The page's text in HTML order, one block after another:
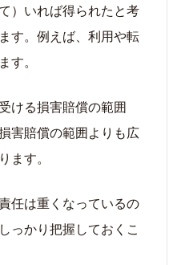
）いれば得られたと考
す。例えば、利用や転
す。
ける損害賠償の範囲
害賠償の範囲よりも広
ます。
任は重くなっているの
っかり把握しておくこ